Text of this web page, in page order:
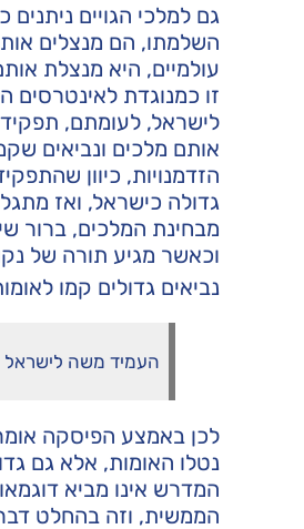
גם למלכי הגויים
השלמתו, הם מנצלים
עולמיים, היא מנצלת
זו כמנוגדת לאינטרסים
לישראל, לעומתם,
אותם מלכים ונביאים
הזדמנויות, כיוון
גדולה כישראל, ואז
מבחינת המלכים, ברור
וכאשר מגיע תורה של
נביאים גדולים קמו
העמיד משה לישראל
לכן באמצע הפיסקה
נטלו האומות, אלא גם
המדרש אינו מביא
הממשית, וזה בהחלט